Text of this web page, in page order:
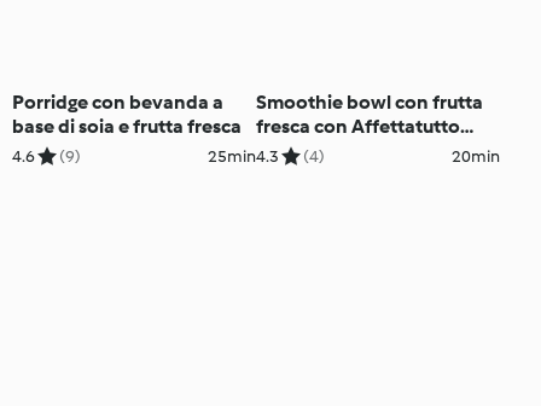
Porridge con bevanda a
base di soia e frutta fresca
4.6 (9) 25min
Smoothie bowl con frutta
fresca con Affettatutto
Bimby®
4.3 (4) 20min